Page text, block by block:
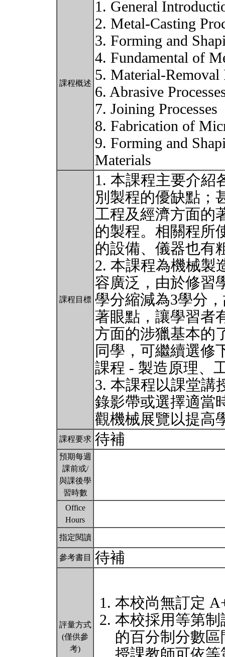
課程概述
1. General
2. Metal-Casting
3. Forming and
4. Fundamental of
5. Material-Removal
6. Abrasive
7. Joining Processes
8. Fabrication of
9. Forming and
Materials
課程目標
1. 本課程主要介紹
別製程的優缺點；
工程及經濟方面的
的製程。相關程所
的設備、儀器也有
2. 本課程為機械製
容廣泛，由於修習
學分縮減為3學分
著眼點，讓學習者
方面的涉獵基本的
同學，可繼續選修
課程 - 製造原理、
3. 本課程以課堂講
錄影帶或選擇適當
觀機械展覽以提高
課程要求 待補
預期每週
課前或/
與課後學
習時數
Office
Hours
指定閱讀
參考書目 待補
評量方式
(僅供參
考)
本校尚無訂定
本校採用等第
的百分制分數